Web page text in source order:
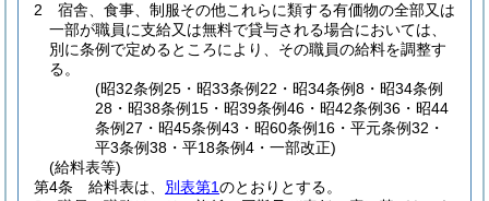
2
宿舎、食事、制服その他これらに類する有価物の全部又は
一部が職員に支給又は無料で貸与される場合においては、
別に条例で定めるところにより、その職員の給料を調整す
る。
(昭32条例25・昭33条例22・昭34条例8・昭34条例
28・昭38条例15・昭39条例46・昭42条例36・昭44
条例27・昭45条例43・昭60条例16・平元条例32・
平3条例38・平18条例4・一部改正)
(給料表等)
第4条
給料表は、 別表第1のとおりとする。